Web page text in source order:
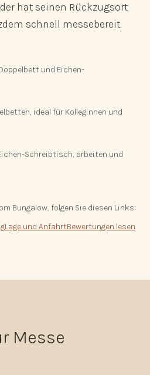
hat seinen Rückzugsort
schnell messebereit.
und Eichen-
ideal für Kolleginnen und
Schreibtisch, arbeiten und
Bungalow, folgen Sie diesen Links:
Lage und AnfahrtBewertungen lesen
Messe